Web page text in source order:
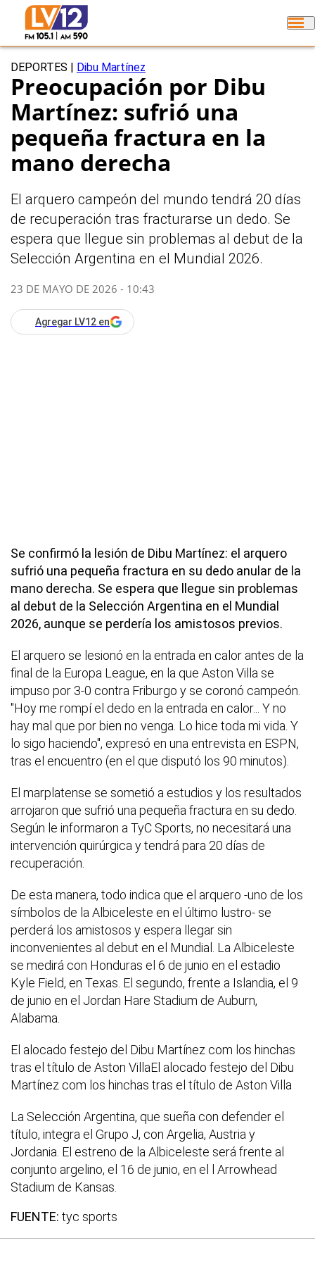
DEPORTES Dibu Martínez
Preocupación por Dibu
Martínez: sufrió una
pequeña fractura en la
mano derecha
El arquero campeón del mundo tendrá 20 días
de recuperación tras fracturarse un dedo. Se
espera que llegue sin problemas al debut de la
Selección Argentina en el Mundial 2026.
23 DE MAYO DE 2026 - 10:43
Agregar LV12 en
Se confirmó la lesión de Dibu Martínez: el arquero
sufrió una pequeña fractura en su dedo anular de la
mano derecha. Se espera que llegue sin problemas
al debut de la Selección Argentina en el Mundial
2026, aunque se perdería los amistosos previos.
El arquero se lesionó en la entrada en calor antes de la
final de la Europa League, en la que Aston Villa se
impuso por 3-0 contra Friburgo y se coronó campeón.
"Hoy me rompí el dedo en la entrada en calor... Y no
hay mal que por bien no venga. Lo hice toda mi vida. Y
lo sigo haciendo", expresó en una entrevista en ESPN,
tras el encuentro (en el que disputó los 90 minutos).
El marplatense se sometió a estudios y los resultados
arrojaron que sufrió una pequeña fractura en su dedo.
Según le informaron a TyC Sports, no necesitará una
intervención quirúrgica y tendrá para 20 días de
recuperación.
De esta manera, todo indica que el arquero -uno de los
símbolos de la Albiceleste en el último lustro- se
perderá los amistosos y espera llegar sin
inconvenientes al debut en el Mundial. La Albiceleste
se medirá con Honduras el 6 de junio en el estadio
Kyle Field, en Texas. El segundo, frente a Islandia, el 9
de junio en el Jordan Hare Stadium de Auburn,
Alabama.
El alocado festejo del Dibu Martínez com los hinchas
tras el título de Aston VillaEl alocado festejo del Dibu
Martínez com los hinchas tras el título de Aston Villa
La Selección Argentina, que sueña con defender el
título, integra el Grupo J, con Argelia, Austria y
Jordania. El estreno de la Albiceleste será frente al
conjunto argelino, el 16 de junio, en el l Arrowhead
Stadium de Kansas.
FUENTE: tyc sports